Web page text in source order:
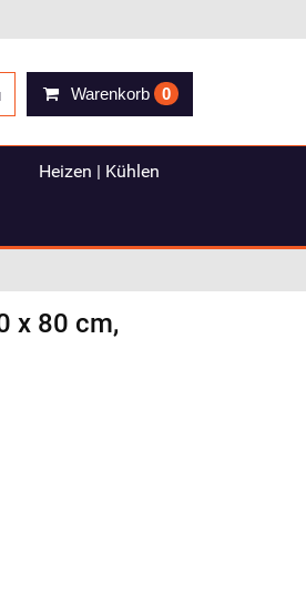
Warenkorb 0
Heizen | Kühlen
x 80 cm,